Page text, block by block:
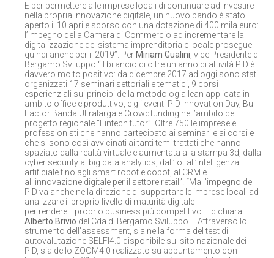
E per permettere alle imprese locali di continuare ad investire
nella propria innovazione digitale, un nuovo bando è stato
aperto il 10 aprile scorso con una dotazione di 400 mila euro:
l’impegno della Camera di Commercio ad incrementare la
digitalizzazione del sistema imprenditoriale locale prosegue
quindi anche per il 2019”. Per Miriam Gualini , vice Presidente di
Bergamo Sviluppo “il bilancio di oltre un anno di attività PID è
davvero molto positivo: da dicembre 2017 ad oggi sono stati
organizzati 17 seminari settoriali e tematici, 9 corsi
esperienziali sui principi della metodologia lean applicata in
ambito office e produttivo, e gli eventi PID Innovation Day, Bul
Factor Banda Ultralarga e Crowdfunding nell’ambito del
progetto regionale “Fintech tutor”. Oltre 750 le imprese e i
professionisti che hanno partecipato ai seminari e ai corsi e
che si sono così avvicinati ai tanti temi trattati che hanno
spaziato dalla realtà virtuale e aumentata alla stampa 3d, dalla
cyber security ai big data analytics, dall’iot all’intelligenza
artificiale fino agli smart robot e cobot, al CRM e
all’innovazione digitale per il settore retail”. “Ma l’impegno del
PID va anche nella direzione di supportare le imprese locali ad
analizzare il proprio livello di maturità digitale
per rendere il proprio business più competitivo – dichiara
Alberto Brivio del Cda di Bergamo Sviluppo – Attraverso lo
strumento dell’assessment, sia nella forma del test di
autovalutazione SELFI4.0 disponibile sul sito nazionale dei
PID, sia dello ZOOM4.0 realizzato su appuntamento con